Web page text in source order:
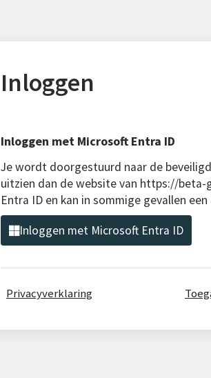
Inloggen
Inloggen met Microsoft Entra ID
Je wordt doorgestuurd naar de
uitzien dan de website van https://
Entra ID en kan in sommige gevallen
Inloggen met Microsoft Entra ID
Privacyverklaring